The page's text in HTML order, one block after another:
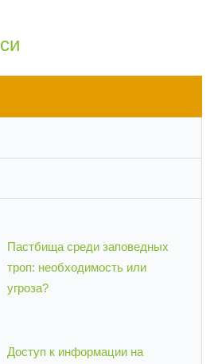
Пастбища среди заповедных
троп: необходимость или
угроза?
Доступ к информации на